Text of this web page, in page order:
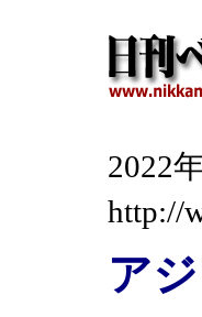
2022
http://
ア